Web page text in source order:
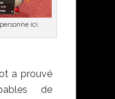
ici.
a prouvé
de